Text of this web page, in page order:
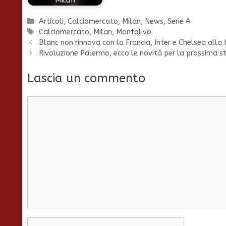
Categorie
Articoli,Calciomercato, Milan, News,Serie A
Tag
Calciomercato, Milan, Montolivo
Blanc non rinnova con la Francia, Inter e Chelsea alla
Rivoluzione Palermo, ecco le novità per la prossima
Lascia un commento
Nome